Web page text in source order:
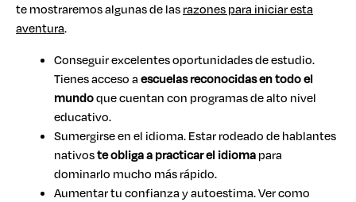
te mostraremos algunas de lasrazones para iniciar esta
aventura.
Conseguir excelentes oportunidades de estudio.
Tienes acceso aescuelas reconocidas en todo el
mundoque cuentan con programas de alto nivel
educativo.
Sumergirse en el idioma. Estar rodeado de hablantes
nativoste obliga a practicar el idiomapara
dominarlo mucho más rápido.
Aumentar tu confianza y autoestima. Ver como